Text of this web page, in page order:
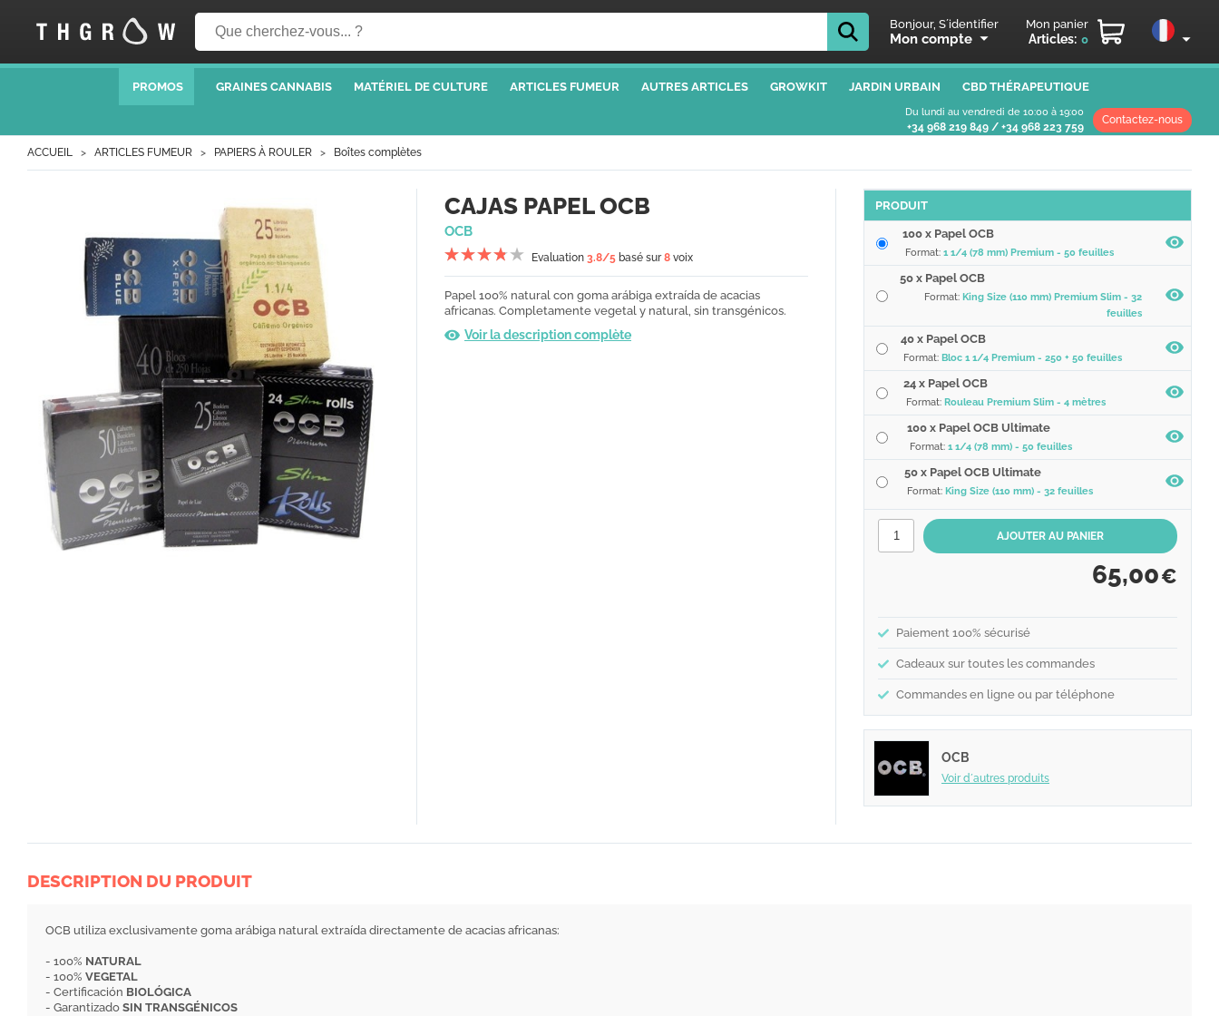
Bonjour, S´identifier
Mon compte
Mon panier
Articles: 0
PROMOS GRAINES CANNABIS MATÉRIEL DE CULTURE ARTICLES FUMEUR AUTRES ARTICLES GROWKIT JARDIN URBAIN CBD THÉRAPEUTIQUE
Du lundi au vendredi de 10:00 à 19:00
+34 968 219 849 / +34 968 223 759
Contactez-nous
ACCUEIL ARTICLES FUMEUR PAPIERS À ROULER Boîtes complètes
CAJAS PAPEL OCB
OCB
Evaluation 3.8/5 basé sur8 voix
Papel 100% natural con goma arábiga extraída de acacias
africanas. Completamente vegetal y natural, sin transgénicos.
Voir la description complète
PRODUIT
100 x Papel OCB
Format: 1 1/4 (78 mm) Premium - 50 feuilles
50 x Papel OCB
Format: King Size (110 mm) Premium Slim - 32
feuilles
40 x Papel OCB
Format: Bloc 1 1/4 Premium - 250 + 50 feuilles
24 x Papel OCB
Format: Rouleau Premium Slim - 4 mètres
100 x Papel OCB Ultimate
Format: 1 1/4 (78 mm) - 50 feuilles
50 x Papel OCB Ultimate
Format: King Size (110 mm) - 32 feuilles
65,00€
Paiement 100% sécurisé
Cadeaux sur toutes les commandes
Commandes en ligne ou par téléphone
OCB
Voir d´autres produits
DESCRIPTION DU PRODUIT
OCB utiliza exclusivamente goma arábiga natural extraída directamente de acacias africanas:
- 100% NATURAL
- 100% VEGETAL
- Certificación BIOLÓGICA
- Garantizado SIN TRANSGÉNICOS